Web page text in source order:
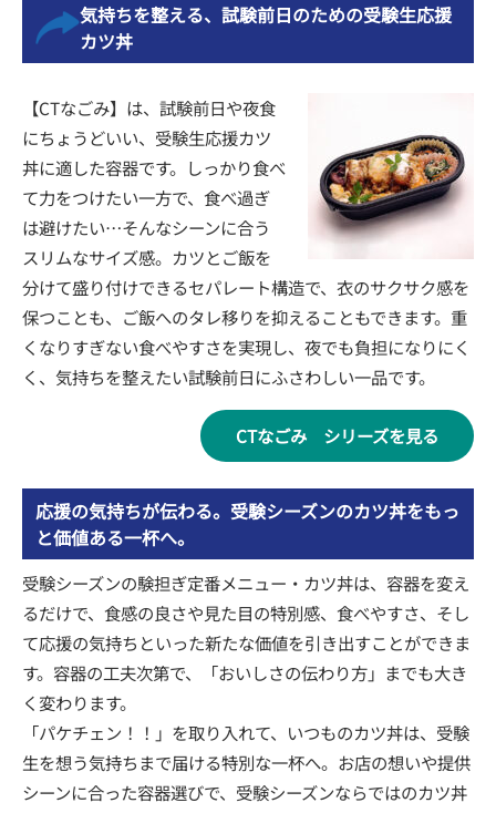
気持ちを整える、試験前日のための受験生応援
カツ丼
【CTなごみ】は、試験前日や夜食
にちょうどいい、受験生応援カツ
丼に適した容器です。しっかり食べ
て力をつけたい一方で、食べ過ぎ
は避けたい…そんなシーンに合う
スリムなサイズ感。カツとご飯を
分けて盛り付けできるセパレート構造で、衣のサクサク感を
保つことも、ご飯へのタレ移りを抑えることもできます。重
くなりすぎない食べやすさを実現し、夜でも負担になりにく
く、気持ちを整えたい試験前日にふさわしい一品です。
CTなごみ シリーズを見る
応援の気持ちが伝わる。受験シーズンのカツ丼をもっ
と価値ある一杯へ。
受験シーズンの験担ぎ定番メニュー・カツ丼は、容器を変え
るだけで、食感の良さや見た目の特別感、食べやすさ、そし
て応援の気持ちといった新たな価値を引き出すことができま
す。容器の工夫次第で、「おいしさの伝わり方」までも大き
く変わります。
「パケチェン！！」を取り入れて、いつものカツ丼は、受験
生を想う気持ちまで届ける特別な一杯へ。お店の想いや提供
シーンに合った容器選びで、受験シーズンならではのカツ丼